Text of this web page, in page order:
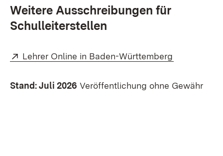
Weitere Ausschreibungen für
Schulleiterstellen
Extern:
Lehrer Online in Baden-Württemberg
Stand: Juli 2026 Veröffentlichung ohne Gewähr